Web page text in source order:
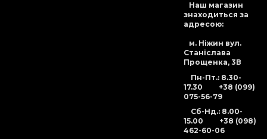
Наш магазин
знаходиться за
адресою:
м. Ніжин вул.
Станіслава
Прощенка, 3В
Пн-Пт.: 8.30-
17.30 +38 (099)
075-56-79
Сб-Нд.: 8.00-
15.00 +38 (098)
462-60-06